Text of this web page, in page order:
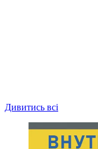
Дивитись всі